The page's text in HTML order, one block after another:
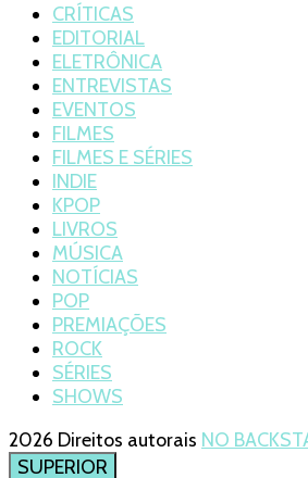
CRÍTICAS
EDITORIAL
ELETRÔNICA
ENTREVISTAS
EVENTOS
FILMES
FILMES E SÉRIES
INDIE
KPOP
LIVROS
MÚSICA
NOTÍCIAS
POP
PREMIAÇÕES
ROCK
SÉRIES
SHOWS
2026 Direitos autorais NO
SUPERIOR